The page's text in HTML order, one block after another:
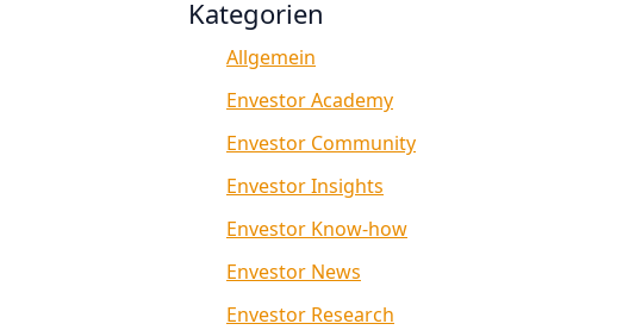
Kategorien
Allgemein
Envestor Academy
Envestor Community
Envestor Insights
Envestor Know-how
Envestor News
Envestor Research